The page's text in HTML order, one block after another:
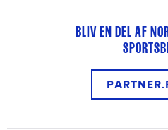
BLIV EN DEL AF